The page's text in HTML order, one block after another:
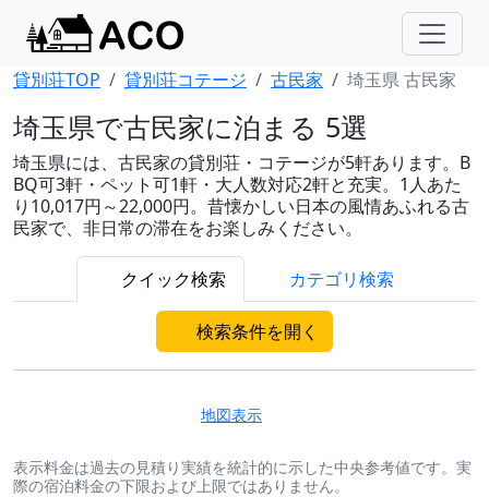
貸別荘TOP 貸別荘コテージ 古民家 埼玉県 古民家
埼玉県で古民家に泊まる 5選
埼玉県には、古民家の貸別荘・コテージが5軒あります。B
BQ可3軒・ペット可1軒・大人数対応2軒と充実。1人あた
り10,017円～22,000円。昔懐かしい日本の風情あふれる古
民家で、非日常の滞在をお楽しみください。
クイック検索 カテゴリ検索
検索条件を開く
地図表示
表示料金は過去の見積り実績を統計的に示した中央参考値です。実
際の宿泊料金の下限および上限ではありません。